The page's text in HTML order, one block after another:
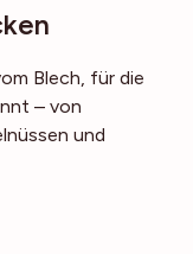
Blech, für die
– von
und